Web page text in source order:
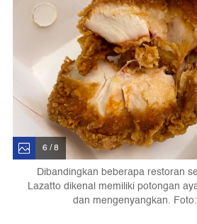
6 / 8
Dibandingkan beberapa restoran
Lazatto dikenal memiliki potongan
dan mengenyangkan.